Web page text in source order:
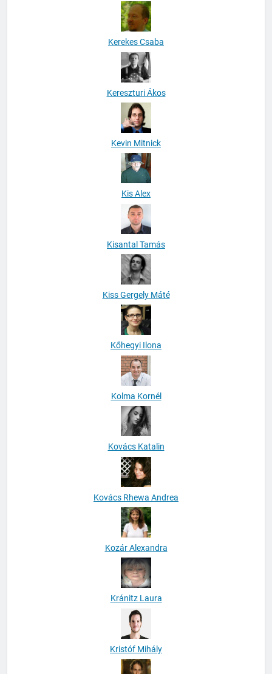
Kerekes Csaba
Kereszturi Ákos
Kevin Mitnick
Kis Alex
Kisantal Tamás
Kiss Gergely Máté
Kőhegyi Ilona
Kolma Kornél
Kovács Katalin
Kovács Rhewa Andrea
Kozár Alexandra
Kránitz Laura
Kristóf Mihály